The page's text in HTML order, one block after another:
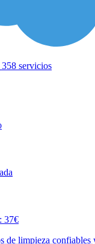
358 servicios
37€
de limpieza confiables